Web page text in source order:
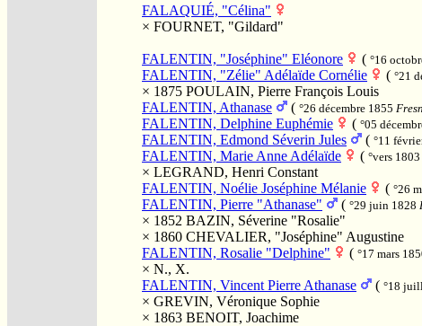
FALAQUIÉ, "Célina"
× FOURNET, "Gildard"
FALENTIN, "Joséphine" Eléonore ( °16
FALENTIN, "Zélie" Adélaïde Cornélie
( °21
× 1875 POULAIN, Pierre François Louis
FALENTIN, Athanase
( °26 décembre 1855
FALENTIN, Delphine Euphémie
( °05
FALENTIN, Edmond Séverin Jules
( °11
FALENTIN, Marie Anne Adélaïde
( °vers
× LEGRAND, Henri Constant
FALENTIN, Noélie Joséphine Mélanie
( °26
FALENTIN, Pierre "Athanase"
( °29 juin 1828
× 1852 BAZIN, Séverine "Rosalie"
× 1860 CHEVALIER, "Joséphine" Augustine
FALENTIN, Rosalie "Delphine"
( °17 mars
× N., X.
FALENTIN, Vincent Pierre Athanase
( °18
× GREVIN, Véronique Sophie
× 1863 BENOIT, Joachime